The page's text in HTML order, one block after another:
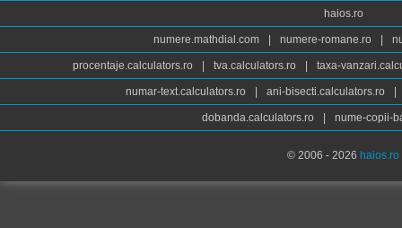
haios.ro
numere.mathdial.com numere-romane.ro
procentaje.calculators.ro tva.calculators.ro taxa-
numar-text.calculators.ro ani-bisecti.calculators.ro
dobanda.calculators.ro nume-copii-
© 2006 - 2026 haios.ro